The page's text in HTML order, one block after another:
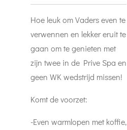
Hoe leuk om Vaders even te
verwennen en lekker eruit te
gaan om te genieten met
zijn twee in de Prive Spa en
geen WK wedstrijd missen!
Komt de voorzet:
-Even warmlopen met koffie,